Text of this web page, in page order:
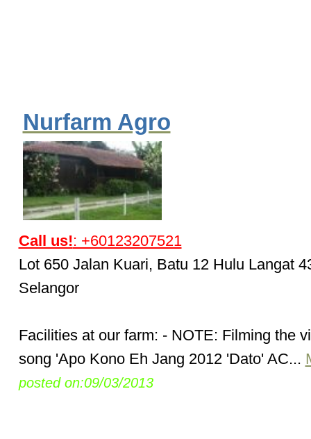
Nurfarm Agro
Call us!: +60123207521
Lot 650 Jalan Kuari, Batu 12 Hulu Langat
Selangor
Facilities at our farm: - NOTE: Filming the
song 'Apo Kono Eh Jang 2012 'Dato' AC...
posted on:09/03/2013